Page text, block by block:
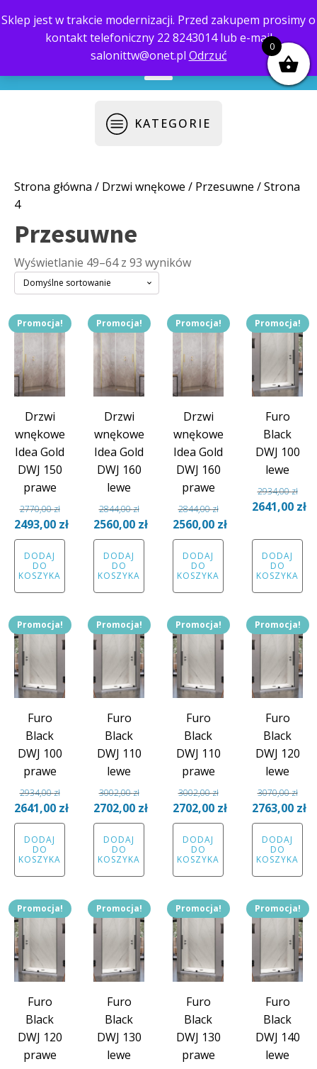
Sklep jest w trakcie modernizacji. Przed zakupem prosimy o
kontakt telefoniczny 22 8243014 lub e-mail
salonittw@onet.pl Odrzuć
biuro@saloni.pl 22 559-10-50
KATEGORIE
Strona główna / Drzwi wnękowe / Przesuwne / Strona
4
Przesuwne
Wyświetlanie 49–64 z 93 wyników
Promocja!
Drzwi
wnękowe
Idea Gold
DWJ 150
prawe
2770,00zł
Pierwotna
cena
wynosiła:
2770,00 zł.
2493,00 zł
Aktualna
cena
wynosi:
2493,00 zł.
DODAJ
DO
KOSZYKA
Promocja!
Drzwi
wnękowe
Idea Gold
DWJ 160
lewe
2844,00zł
Pierwotna
cena
wynosiła:
2844,00 zł.
2560,00 zł
Aktualna
cena
wynosi:
2560,00 zł.
DODAJ
DO
KOSZYKA
Promocja!
Drzwi
wnękowe
Idea Gold
DWJ 160
prawe
2844,00zł
Pierwotna
cena
wynosiła:
2844,00 zł.
2560,00 zł
Aktualna
cena
wynosi:
2560,00 zł.
DODAJ
DO
KOSZYKA
Promocja!
Furo
Black
DWJ 100
lewe
2934,00zł
Pierwotna
wynosiła:
2934,00 zł.
2641,00 zł
cena
DODAJ
DO
KOSZYKA
Promocja!
Furo
Black
DWJ 100
prawe
2934,00zł
Pierwotna
cena
wynosiła:
2934,00 zł.
2641,00 zł
Aktualna
cena
wynosi:
2641,00 zł.
DODAJ
DO
KOSZYKA
Promocja!
Furo
Black
DWJ 110
lewe
3002,00zł
Pierwotna
cena
wynosiła:
3002,00 zł.
2702,00 zł
Aktualna
cena
wynosi:
2702,00 zł.
DODAJ
DO
KOSZYKA
Promocja!
Furo
Black
DWJ 110
prawe
3002,00zł
Pierwotna
cena
wynosiła:
3002,00 zł.
2702,00 zł
Aktualna
cena
wynosi:
2702,00 zł.
DODAJ
DO
KOSZYKA
Promocja!
Furo
Black
DWJ 120
lewe
3070,00zł
Pierwotna
cena
wynosiła:
3070,00 zł.
2763,00 zł
cena
DODAJ
DO
KOSZYKA
Promocja!
Furo
Black
DWJ 120
prawe
Promocja!
Furo
Black
DWJ 130
lewe
Promocja!
Furo
Black
DWJ 130
prawe
Promocja!
Furo
Black
DWJ 140
lewe
0